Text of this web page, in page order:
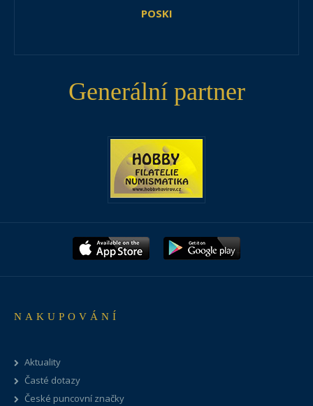
POSKI
Generální partner
NAKUPOVÁNÍ
Aktuality
Časté dotazy
České puncovní značky